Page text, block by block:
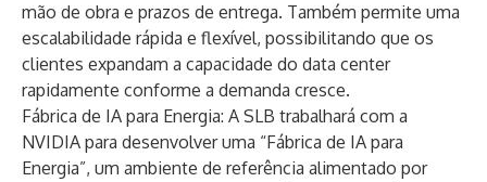
mão de obra e prazos de entrega. Também permite uma
escalabilidade rápida e flexível, possibilitando que os
clientes expandam a capacidade do data center
rapidamente conforme a demanda cresce.
Fábrica de IA para Energia: A SLB trabalhará com a
NVIDIA para desenvolver uma “Fábrica de IA para
Energia”, um ambiente de referência alimentado por